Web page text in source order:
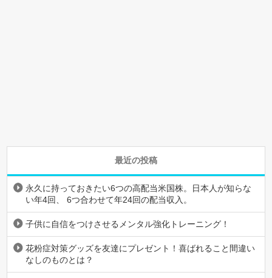
最近の投稿
永久に持っておきたい6つの高配当米国株。日本人が知らな
い年4回、 6つ合わせて年24回の配当収入。
子供に自信をつけさせるメンタル強化トレーニング！
花粉症対策グッズを友達にプレゼント！喜ばれること間違い
なしのものとは？